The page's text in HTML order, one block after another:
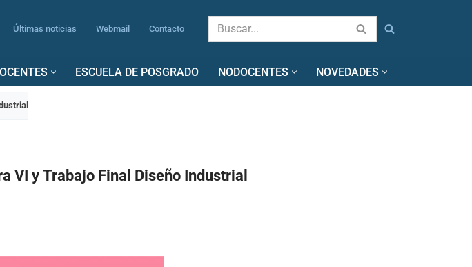
Últimas noticias Webmail Contacto
ESCUELA DE POSGRADO NODOCENTES NOVEDADES
VI y Trabajo Final Diseño Industrial